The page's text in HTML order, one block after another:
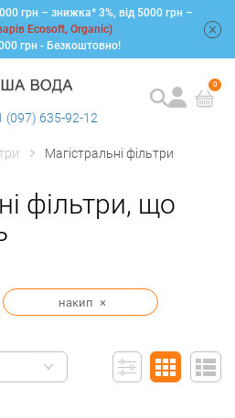
грн – знижка* 3%, від 5000 грн –
Ecosoft, Organic)
грн - Безкоштовно!
(097) 635-92-12
0
Магістральні фільтри
фільтри, що
накип ×